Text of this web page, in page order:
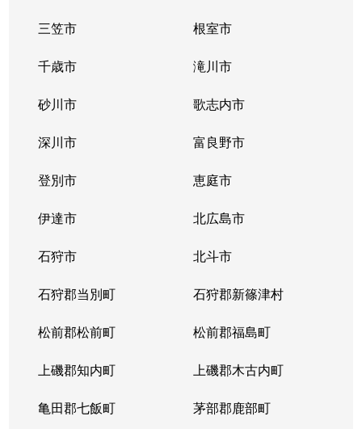
三笠市 根室市
千歳市 滝川市
砂川市 歌志内市
深川市 富良野市
登別市 恵庭市
伊達市 北広島市
石狩市 北斗市
石狩郡当別町 石狩郡新篠津村
松前郡松前町 松前郡福島町
上磯郡知内町 上磯郡木古内町
亀田郡七飯町 茅部郡鹿部町